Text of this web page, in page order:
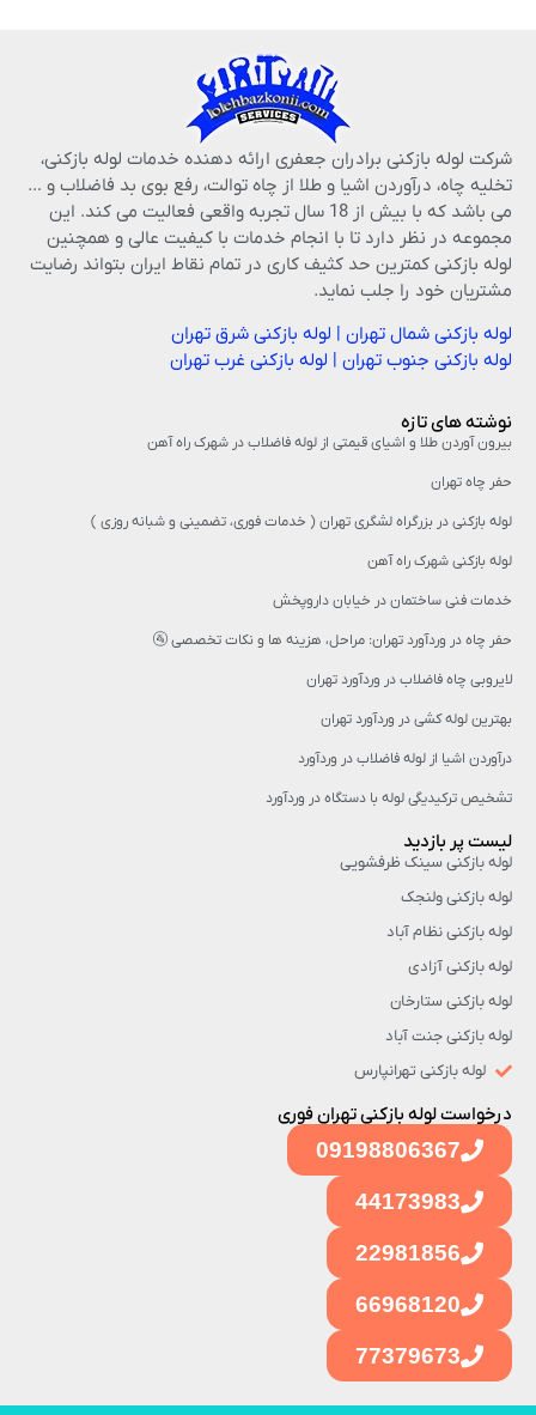
شرکت لوله بازکنی برادران جعفری ارائه دهنده خدمات لوله بازکنی،
تخلیه چاه، درآوردن اشیا و طلا از چاه توالت، رفع بوی بد فاضلاب و …
می باشد که با بیش از 18 سال تجربه واقعی فعالیت می کند. این
مجموعه در نظر دارد تا با انجام خدمات با کیفیت عالی و همچنین
لوله بازکنی کمترین حد کثیف کاری در تمام نقاط ایران بتواند رضایت
مشتریان خود را جلب نماید.
لوله بازکنی شمال تهران | لوله بازکنی شرق تهران
لوله بازکنی جنوب تهران | لوله بازکنی غرب تهران
نوشته های تازه
بیرون آوردن طلا و اشیای قیمتی از لوله فاضلاب در شهرک راه‌ آهن
حفر چاه تهران
لوله بازکنی در بزرگراه لشگری تهران ( خدمات فوری، تضمینی و شبانه روزی )
لوله بازکنی شهرک راه آهن
خدمات فنی ساختمان در خیابان داروپخش
حفر چاه در وردآورد تهران: مراحل، هزینه‌ ها و نکات تخصصی 🚰
لایروبی چاه فاضلاب در وردآورد تهران
بهترین لوله کشی در وردآورد تهران
درآوردن اشیا از لوله فاضلاب در وردآورد
تشخیص ترکیدیگی لوله با دستگاه در وردآورد
لیست پر بازدید
لوله بازکنی سینک ظرفشویی
لوله بازکنی ولنجک
لوله بازکنی نظام آباد
لوله بازکنی آزادی
لوله بازکنی ستارخان
لوله بازکنی جنت آباد
لوله بازکنی تهرانپارس
درخواست لوله بازکنی تهران فوری
09198806367
44173983
22981856
66968120
77379673